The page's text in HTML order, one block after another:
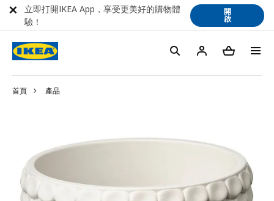
首頁 產品
立即打開IKEA App，享受更美好的購物體
驗！
開
啟